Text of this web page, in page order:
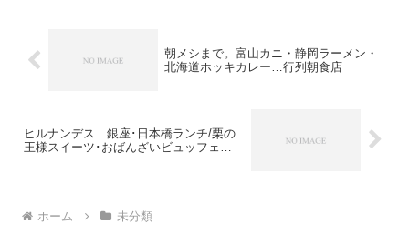
朝メシまで。富山カニ・静岡ラーメン・
北海道ホッキカレー…行列朝食店
ヒルナンデス 銀座･日本橋ランチ/栗の
王様スイーツ･おばんざいビュッフェ…
ホーム 未分類